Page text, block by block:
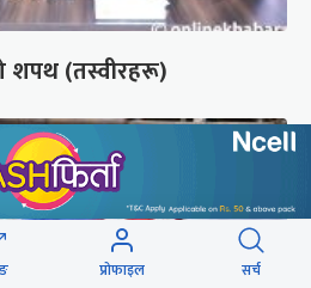
शपथ (तस्वीरहरू)
प्रोफाइल सर्च